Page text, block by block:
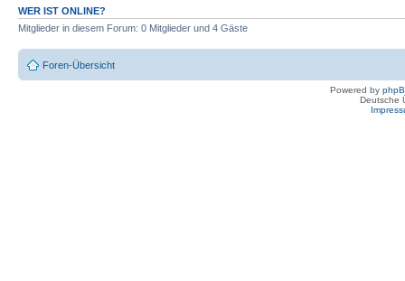
WER IST ONLINE?
Mitglieder in diesem Forum: 0 Mitglieder und 4 Gäste
Foren-Übersicht
Powered by
Deutsche